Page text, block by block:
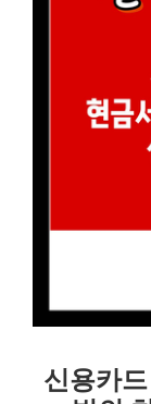
신용카